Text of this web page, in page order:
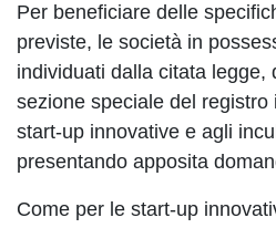
Per beneficiare delle
previste, le società in
individuati dalla citata legge,
sezione speciale del
start-up innovative e agli
presentando apposita
Come per le start-up